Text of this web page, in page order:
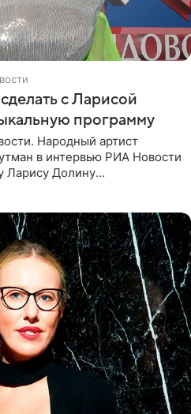
с Ларисой
программу
Народный артист
в интервью РИА Новости
Ларису Долину